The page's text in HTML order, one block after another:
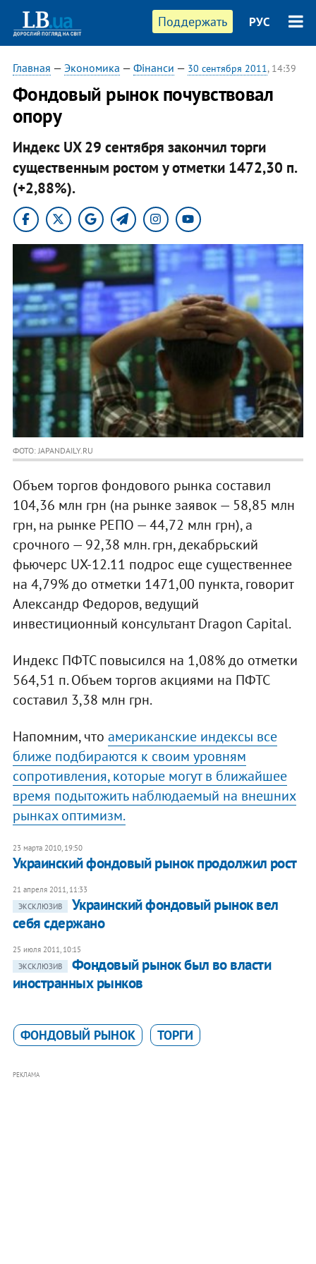
Поддержать РУС
Главная — Экономика — Фінанси — 30 сентября 2011, 14:39
Фондовый рынок почувствовал
опору
Индекс UX 29 сентября закончил торги
существенным ростом у отметки 1472,30 п.
(+2,88%).
ФОТО: JAPANDAILY.RU
Объем торгов фондового рынка составил
104,36 млн грн (на рынке заявок — 58,85 млн
грн, на рынке РЕПО — 44,72 млн грн), а
срочного — 92,38 млн. грн, декабрьский
фьючерс UX-12.11 подрос еще существеннее
на 4,79% до отметки 1471,00 пункта, говорит
Александр Федоров, ведущий
инвестиционный консультант Dragon Capital.
Индекс ПФТС повысился на 1,08% до отметки
564,51 п. Объем торгов акциями на ПФТС
составил 3,38 млн грн.
Напомним, что американские индексы все
ближе подбираются к своим уровням
сопротивления, которые могут в ближайшее
время подытожить наблюдаемый на внешних
рынках оптимизм.
23 марта 2010, 19:50
Украинский фондовый рынок продолжил рост
21 апреля 2011, 11:33
ЭКСКЛЮЗИВ
Украинский фондовый рынок вел
себя сдержано
25 июля 2011, 10:15
ЭКСКЛЮЗИВ
Фондовый рынок был во власти
иностранных рынков
ФОНДОВЫЙ РЫНОК ТОРГИ
РЕКЛАМА